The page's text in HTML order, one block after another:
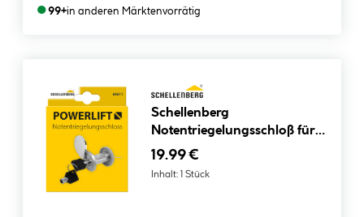
●99+in anderen Märktenvorrätig
Schellenberg
Notentriegelungsschloß für
Garagentor
19.99 €
Inhalt: 1 Stück